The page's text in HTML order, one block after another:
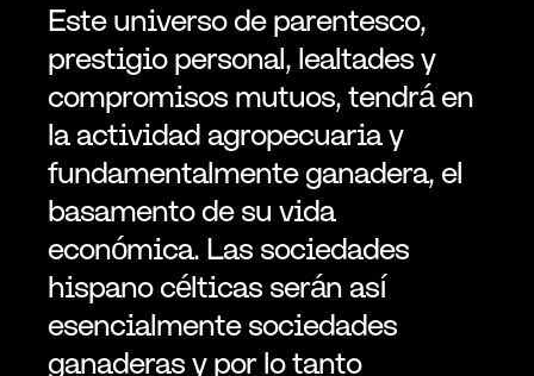
Este universo de parentesco,
prestigio personal, lealtades y
compromisos mutuos, tendrá en
la actividad agropecuaria y
fundamentalmente ganadera, el
basamento de su vida
económica. Las sociedades
hispano célticas serán así
esencialmente sociedades
ganaderas y por lo tanto